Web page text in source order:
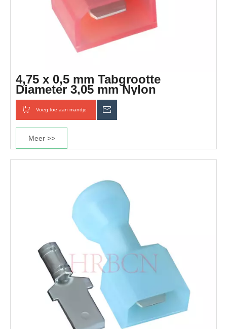
4,75 x 0,5 mm Tabgrootte
Diameter 3,05 mm Nylon
snelkoppelingsterminal
Voeg toe aan mandje
Meer >>